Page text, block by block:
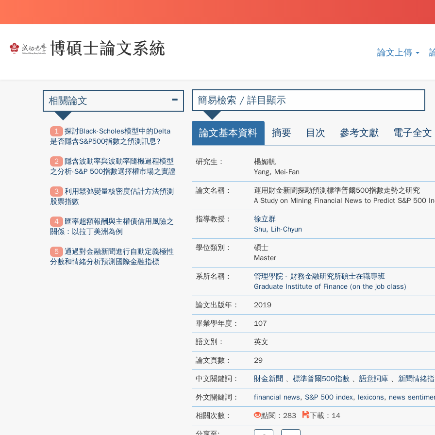
論文上傳
簡易檢索 / 詳目顯示
論文基本資料 摘要 目次 參考文獻 電子全文
研究生：
楊媚帆
Yang, Mei-Fan
論文名稱：
運用財金新聞探勘預測標準普爾500指數走勢之研究
A Study on Mining Financial News to Predict S&P 500
指導教授：
徐立群
Shu, Lih-Chyun
學位類別：
碩士
Master
系所名稱：
管理學院 - 財務金融研究所碩士在職專班
Graduate Institute of Finance (on the job class)
論文出版年： 2019
畢業學年度： 107
語文別： 英文
論文頁數： 29
中文關鍵詞： 財金新聞 、 標準普爾500指數、 語意詞庫、 新聞情緒
外文關鍵詞： financial news, S&P 500 index, lexicons, news
相關次數： 點閱：283 下載：14
相關論文
探討Black-Scholes模型中的Delta
是否隱含S&P500指數之預測訊息?
隱含波動率與波動率隨機過程模型
之分析-S&P 500指數選擇權市場之實證
利用鬆弛變量核密度估計方法預測
股票指數
匯率超額報酬與主權債信用風險之
關係：以拉丁美洲為例
通過對金融新聞進行自動定義極性
分數和情緒分析預測國際金融指標